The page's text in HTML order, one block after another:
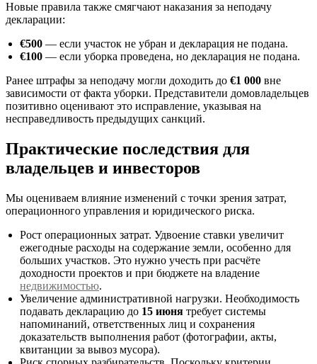
Новые правила также смягчают наказания за неподачу
декларации:
€500 — если участок не убран и декларация не подана.
€100 — если уборка проведена, но декларация не подана.
Ранее штрафы за неподачу могли доходить до €1 000 вне
зависимости от факта уборки. Представители домовладельцев
позитивно оценивают это исправление, указывая на
несправедливость предыдущих санкций.
Практические последствия для
владельцев и инвесторов
Мы оцениваем влияние изменений с точки зрения затрат,
операционного управления и юридического риска.
Рост операционных затрат. Удвоение ставки увеличит
ежегодные расходы на содержание земли, особенно для
больших участков. Это нужно учесть при расчёте
доходности проектов и при бюджете на владение
недвижимостью.
Увеличение административной нагрузки. Необходимость
подавать декларацию до 15 июня требует системы
напоминаний, ответственных лиц и сохранения
доказательств выполнения работ (фотографии, акты,
квитанции за вывоз мусора).